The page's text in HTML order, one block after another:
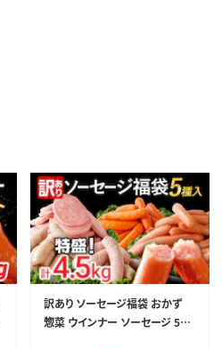
訳あり ソーセージ福袋 おかず
惣菜 ウインナー ソーセージ 5種